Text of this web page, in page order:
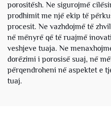
porositësh. Ne sigurojmë
prodhimit me një ekip të
procesit. Ne vazhdojmë të
në mënyrë që të ruajmë
veshjeve tuaja. Ne
dorëzimi i porosisë suaj, në
përqendroheni në aspektet e
tuaj.